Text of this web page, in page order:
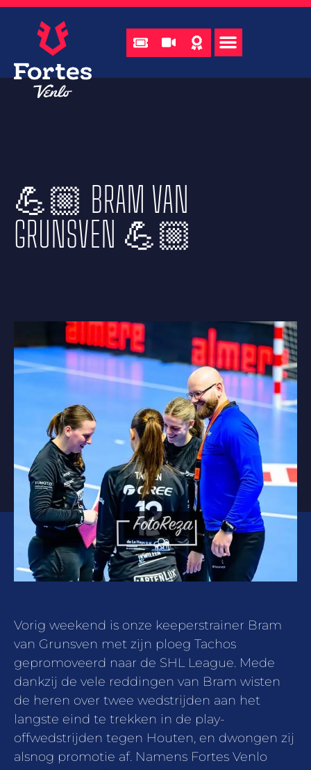
💪🏼 BRAM VAN
GRUNSVEN 💪🏼
Vorig weekend is onze keeperstrainer Bram
van Grunsven met zijn ploeg Tachos
gepromoveerd naar de SHL League. Mede
dankzij de vele reddingen van Bram wisten
de heren over twee wedstrijden aan het
langste eind te trekken in de play-
offwedstrijden tegen Houten, en dwongen zij
alsnog promotie af. Namens Fortes Venlo